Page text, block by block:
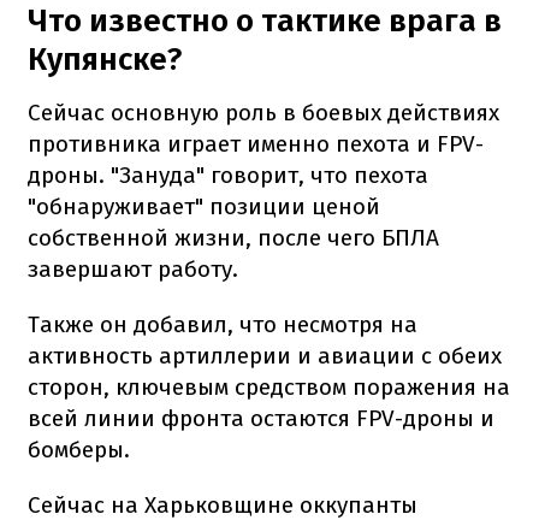
Что известно о тактике врага в
Купянске?
Сейчас основную роль в боевых действиях
противника играет именно пехота и FPV-
дроны. "Зануда" говорит, что пехота
"обнаруживает" позиции ценой
собственной жизни, после чего БПЛА
завершают работу.
Также он добавил, что несмотря на
активность артиллерии и авиации с обеих
сторон, ключевым средством поражения на
всей линии фронта остаются FPV-дроны и
бомберы.
Сейчас на Харьковщине оккупанты